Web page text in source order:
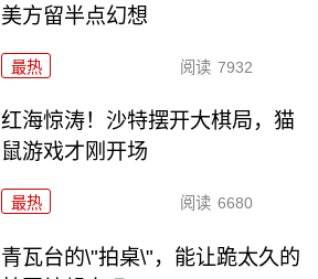
美方留半点幻想
最热 阅读 7932
红海惊涛！沙特摆开大棋局，猫
鼠游戏才刚开场
最热 阅读 6680
青瓦台的\"拍桌\"，能让跪太久的